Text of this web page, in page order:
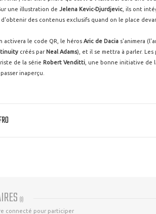
une illustration de Jelena Kevic-Djurdjevic , ils ont
des contenus exclusifs quand on le place
activera le code QR, le héros Aric de Dacia s'animera
créés par Neal Adams), et il se mettra à parler.
de la série Robert Venditti , une bonne initiative de
inaperçu.
(0)
connecté pour participer